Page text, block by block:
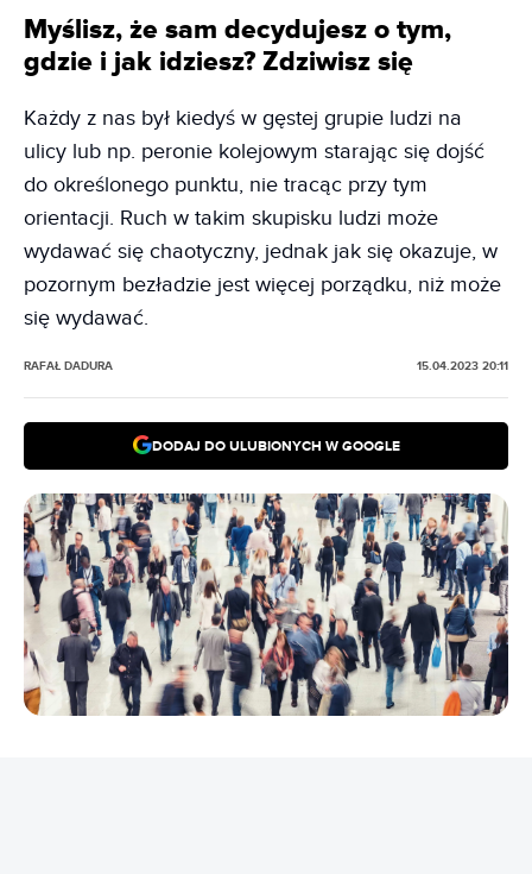
Myślisz, że sam decydujesz o tym,
gdzie i jak idziesz? Zdziwisz się
Każdy z nas był kiedyś w gęstej grupie ludzi na
ulicy lub np. peronie kolejowym starając się dojść
do określonego punktu, nie tracąc przy tym
orientacji. Ruch w takim skupisku ludzi może
wydawać się chaotyczny, jednak jak się okazuje, w
pozornym bezładzie jest więcej porządku, niż może
się wydawać.
RAFAŁ DADURA 15.04.2023 20:11
DODAJ DO ULUBIONYCH W GOOGLE